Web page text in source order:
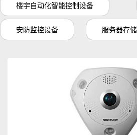
楼宇自动化智能控制设备
安防监控设备 服务器存储